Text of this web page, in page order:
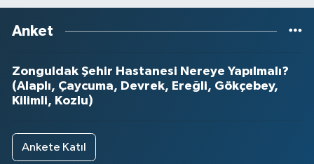
Anket
Zonguldak Şehir Hastanesi Nereye Yapılmalı?
(Alaplı, Çaycuma, Devrek, Ereğli, Gökçebey,
Kilimli, Kozlu)
Ankete Katıl